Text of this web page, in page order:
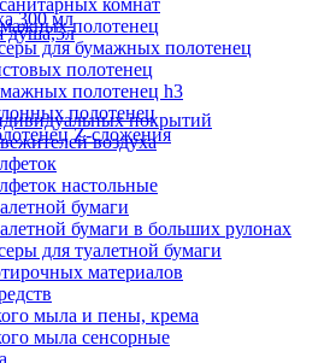
душа,5л
300 мл
комнат
полотенец
для бумажных полотенец
полотенец
полотенец h3
полотенец
Z-сложения
покрытий
воздуха
настольные
бумаги
бумаги в больших рулонах
для туалетной бумаги
материалов
мыла и пены, крема
мыла сенсорные